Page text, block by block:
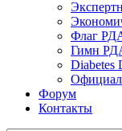
Флаг
Гимн
Diabetes
Форум
Контакты